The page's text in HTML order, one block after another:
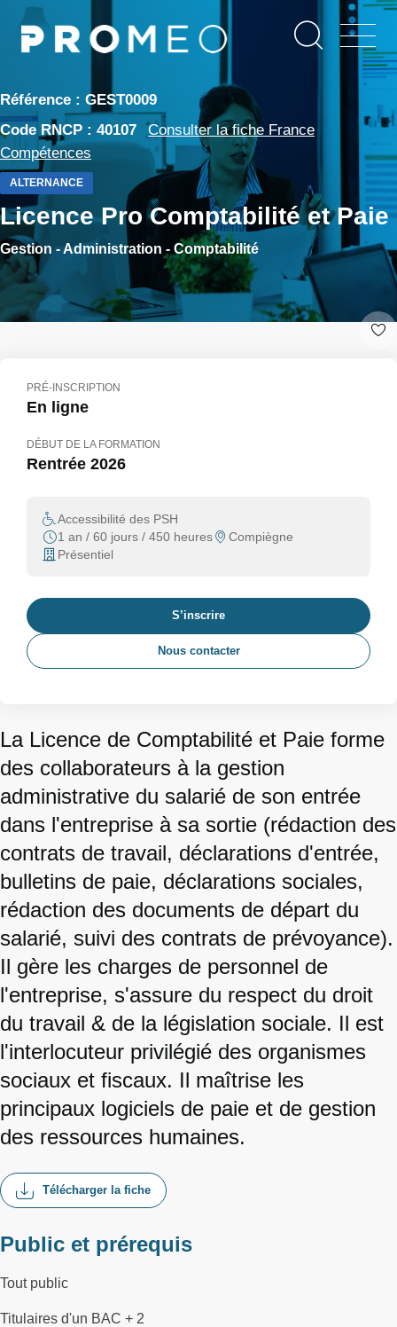
Aller
contenu
Référence : GEST0009
Code RNCP : 40107
Consulter la fiche France
Compétences
ALTERNANCE
Licence Pro Comptabilité et Paie
Gestion - Administration - Comptabilité
La Licence de Comptabilité et Paie forme
des collaborateurs à la gestion
administrative du salarié de son entrée
dans l'entreprise à sa sortie (rédaction des
contrats de travail, déclarations d'entrée,
bulletins de paie, déclarations sociales,
rédaction des documents de départ du
salarié, suivi des contrats de prévoyance).
Il gère les charges de personnel de
l'entreprise, s'assure du respect du droit
du travail & de la législation sociale. Il est
l'interlocuteur privilégié des organismes
sociaux et fiscaux. Il maîtrise les
principaux logiciels de paie et de gestion
des ressources humaines.
Télécharger la fiche
Public et prérequis
Tout public
Titulaires d'un BAC + 2
PRÉ-INSCRIPTION
En ligne
DÉBUT DE LA FORMATION
Rentrée 2026
Accessibilité des PSH
1 an / 60 jours / 450 heures
Compiègne
Présentiel
S’inscrire
Nous contacter
Panneau de gestion des cookies